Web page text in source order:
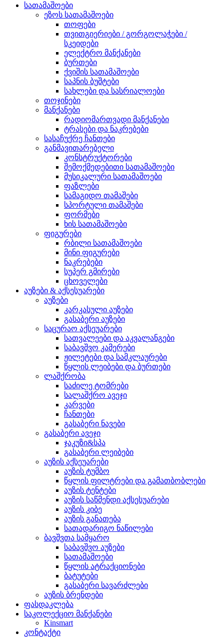
სათამაშოები
ეზოს სათამაშოები
თოფები
თვითგიერიები / გორგოლაჭები /
სკეიდები
ელექტრო მანქანები
ბურთები
ქვიშის სათამაშოები
საპნის ბუშტები
სახლები და სასრიალოები
თოჯინები
მანქანები
რადიომართვადი მანქანები
ტრასები და ნაკრებები
სასაჩუქრე ჩანთები
განმავითარებელი
კონსტრუქტორები
შემოქმედებითი სათამაშოები
მუსიკალური სათამაშოები
ფაზლები
სამაგიდო თამაშები
სპორტული თამაშები
ფორმები
ხის სათამაშოები
ფიგურები
რბილი სათამაშოები
მინი ფიგურები
ნაკრებები
სუპერ გმირები
ცხოველები
აუზები & აქსესუარები
აუზები
კარკასული აუზები
გასაბერი აუზები
საცურაო აქსეუარები
სათვალეები და აკვალანგები
საბავშვო კამერები
ჟილეტები და სამკლაურები
წყლის ლეიბები და ბურთები
ლაშქრობა
საძილე ტომრები
სალაშქრო ავეჯი
კარვები
ჩანთები
გასაბერი ნავები
გასაბერი ავეჯი
ჯაკუზი&სპა
გასაბერი ლეიბები
აუზის აქსეუარები
აუზის ტუმბო
წყლის ფილტრები და გამათბობლები
აუზის ტენტები
აუზის საწმენდი აქსესუარები
აუზის კიბე
აუზის განათება
სათადარიგო ნაწილები
ბავშვთა სამყარო
საბავშვო აუზები
სათამაშოები
წყლის ატრაქციონები
ბატუტები
გასაბერი სავარძლები
აუზის ბრენდები
ფასდაკლება
საკოლექციო მანქანები
Kinsmart
კონტაქტი